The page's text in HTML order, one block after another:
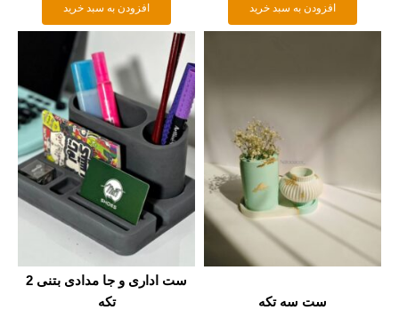
افزودن به سبد خرید افزودن به سبد خرید
ست سه تکه
ست اداری و جا مدادی بتنی 2
تکه